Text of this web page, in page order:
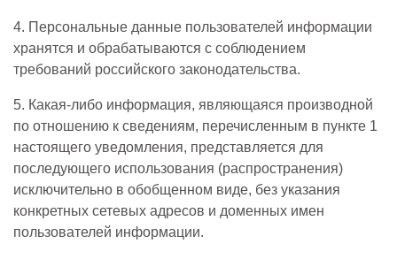
4. Персональные данные пользователей информации
хранятся и обрабатываются с соблюдением
требований российского законодательства.
5. Какая-либо информация, являющаяся производной
по отношению к сведениям, перечисленным в пункте 1
настоящего уведомления, представляется для
последующего использования (распространения)
исключительно в обобщенном виде, без указания
конкретных сетевых адресов и доменных имен
пользователей информации.